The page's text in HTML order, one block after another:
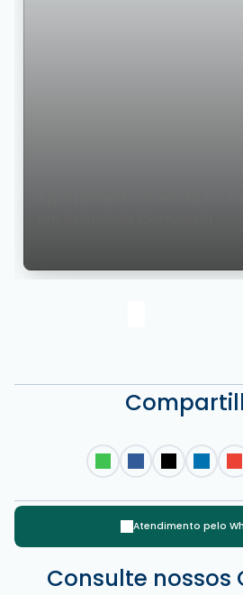
Santa Catarina, Brasil
Atendimento pelo
Consulte nossos